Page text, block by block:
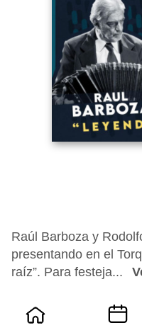
Raúl Barboza y
presentando en el
raíz”. Para festeja...